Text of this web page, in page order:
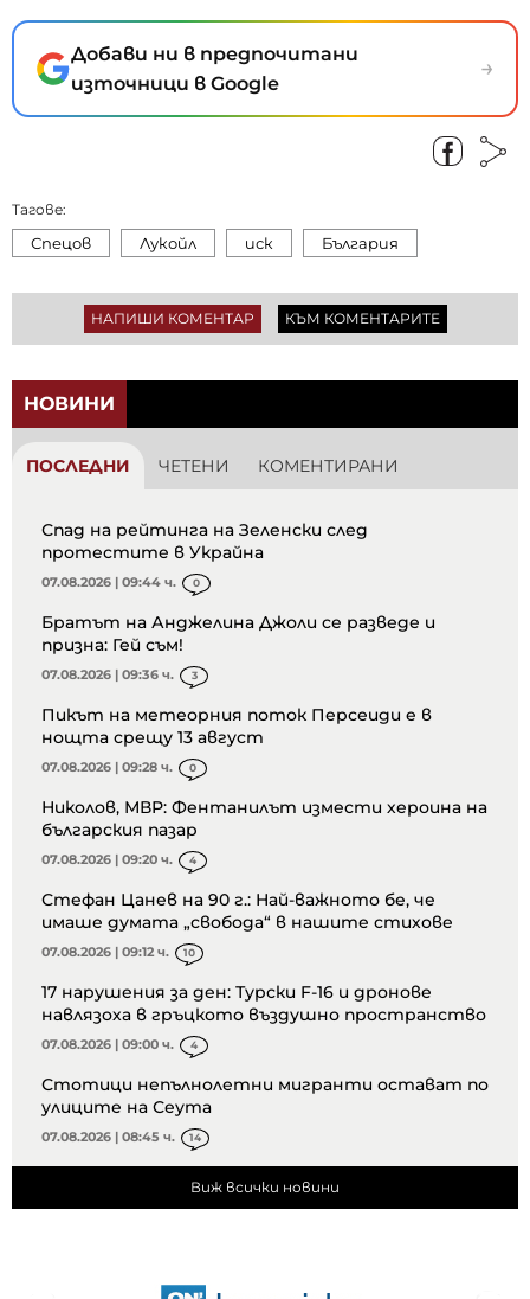
Добави ни в предпочитани
източници в Google
→
Тагове:
Спецов Лукойл иск България
НАПИШИ КОМЕНТАР КЪМ КОМЕНТАРИТЕ
НОВИНИ
ПОСЛЕДНИ ЧЕТЕНИ КОМЕНТИРАНИ
Спад на рейтинга на Зеленски след
протестите в Украйна
07.08.2026 | 09:44 ч. 0
Братът на Анджелина Джоли се разведе и
призна: Гей съм!
07.08.2026 | 09:36 ч. 3
Пикът на метеорния поток Персеиди е в
нощта срещу 13 август
07.08.2026 | 09:28 ч. 0
Николов, МВР: Фентанилът измести хероина на
българския пазар
07.08.2026 | 09:20 ч. 4
Стефан Цанев на 90 г.: Най-важното бе, че
имаше думата „свобода“ в нашите стихове
07.08.2026 | 09:12 ч. 10
17 нарушения за ден: Турски F-16 и дронове
навлязоха в гръцкото въздушно пространство
07.08.2026 | 09:00 ч. 4
Стотици непълнолетни мигранти остават по
улиците на Сеута
07.08.2026 | 08:45 ч. 14
Виж всички новини